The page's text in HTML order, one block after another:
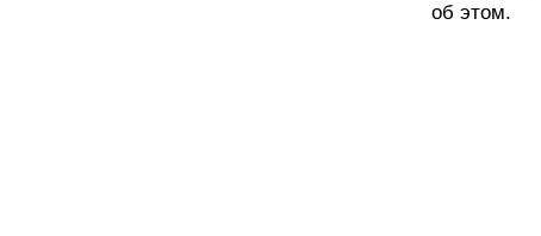
об этом.